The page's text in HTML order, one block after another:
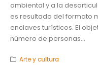
ambiental y a la
es resultado del formato
enclaves turísticos. El
número de personas...
Arte y cultura